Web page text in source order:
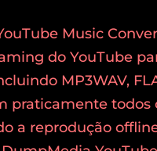
Music
do YouTube
MP3WAV,
praticamente todos
a reprodução